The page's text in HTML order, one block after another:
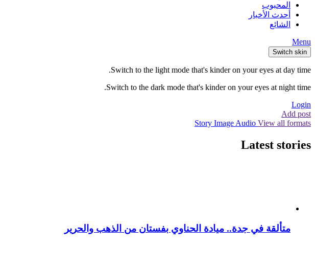
المحبوب
أحدث الأخبار
الشائع
Menu
Switch skin
Switch to the light mode that's kinder on your eyes at day time.
Switch to the dark mode that's kinder on your eyes at night time.
Login
Add post
Story Image Audio View all formats
Latest stories
متألقة في جدة.. ميادة الحناوي بفستان من الذهب والحرير